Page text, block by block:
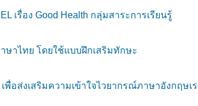
เรื่อง Good Health กลุ่มสาระการเรียนรู้
ษาไทย โดยใช้แบบฝึกเสริมทักษะ
อส่งเสริมความเข้าใจไวยากรณ์ภาษาอังกฤษเร